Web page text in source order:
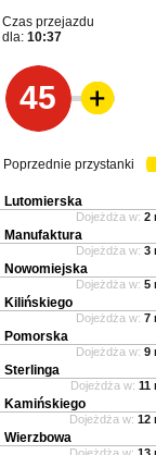
Czas przejazdu
dla: 10:37
45
Poprzednie przystanki
Lutomierska
Dojeżdża w: 2
Manufaktura
Dojeżdża w: 3
Nowomiejska
Dojeżdża w: 5
Kilińskiego
Dojeżdża w: 7
Pomorska
Dojeżdża w: 9
Sterlinga
Dojeżdża w: 11
Kamińskiego
Dojeżdża w: 12
Wierzbowa